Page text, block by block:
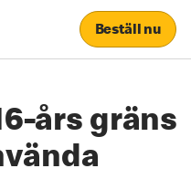
Beställ nu
års gräns